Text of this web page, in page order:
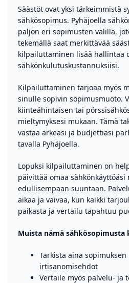
Säästöt ovat yksi tärkeimmistä
sähkösopimus. Pyhäjoella
paljon eri sopimusten välillä,
tekemällä saat merkittävää
kilpailuttaminen lisää hallintaa
sähkönkulutuskustannuksiisi.
Kilpailuttaminen tarjoaa myös
sinulle sopivin sopimusmuoto.
kiinteähintaisen tai
mieltymyksesi mukaan. Tämä
vastaa arkeasi ja budjettiasi
tavalla Pyhäjoella.
Lopuksi kilpailuttaminen on
päivittää omaa sähkönkäyttöäsi
edullisempaan suuntaan.
aikaa ja vaivaa, kun kaikki
paikasta ja vertailu tapahtuu
Muista nämä sähkösopimusta
Tarkista aina sopimuksen
irtisanomisehdot
Vertaile myös palvelu- ja